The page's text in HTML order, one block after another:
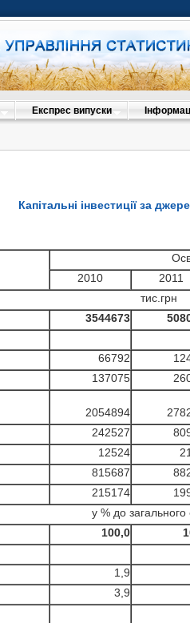
Експрес випуски
Капітальні інвестиції за
2010
2011
тис.грн
3544673 508
66792
137075
2054894
242527
12524
815687
215174
у % до загального
100,0
1,9
3,9